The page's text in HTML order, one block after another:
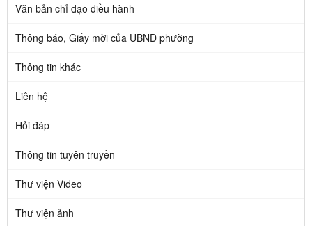
Văn bản chỉ đạo điều hành
Thông báo, Giấy mời của UBND phường
Thông tin khác
Liên hệ
Hỏi đáp
Thông tin tuyên truyền
Thư viện Video
Thư viện ảnh